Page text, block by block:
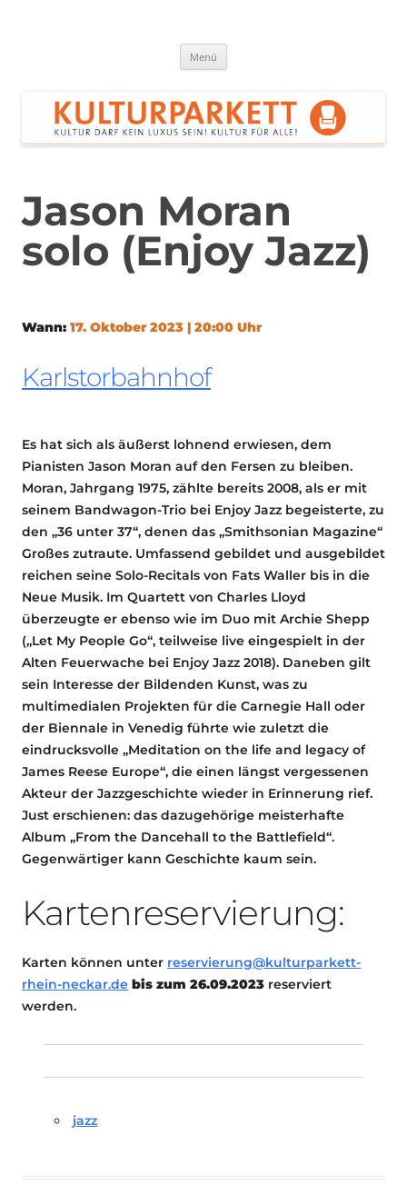
Menü
Jason Moran
solo (Enjoy Jazz)
Wann: 17. Oktober 2023 | 20:00 Uhr
Karlstorbahnhof
Es hat sich als äußerst lohnend erwiesen, dem
Pianisten Jason Moran auf den Fersen zu bleiben.
Moran, Jahrgang 1975, zählte bereits 2008, als er mit
seinem Bandwagon-Trio bei Enjoy Jazz begeisterte, zu
den „36 unter 37“, denen das „Smithsonian Magazine“
Großes zutraute. Umfassend gebildet und ausgebildet
reichen seine Solo-Recitals von Fats Waller bis in die
Neue Musik. Im Quartett von Charles Lloyd
überzeugte er ebenso wie im Duo mit Archie Shepp
(„Let My People Go“, teilweise live eingespielt in der
Alten Feuerwache bei Enjoy Jazz 2018). Daneben gilt
sein Interesse der Bildenden Kunst, was zu
multimedialen Projekten für die Carnegie Hall oder
der Biennale in Venedig führte wie zuletzt die
eindrucksvolle „Meditation on the life and legacy of
James Reese Europe“, die einen längst vergessenen
Akteur der Jazzgeschichte wieder in Erinnerung rief.
Just erschienen: das dazugehörige meisterhafte
Album „From the Dancehall to the Battlefield“.
Gegenwärtiger kann Geschichte kaum sein.
Kartenreservierung:
Karten können unter reservierung@kulturparkett-
rhein-neckar.de bis zum 26.09.2023 reserviert
werden.
jazz